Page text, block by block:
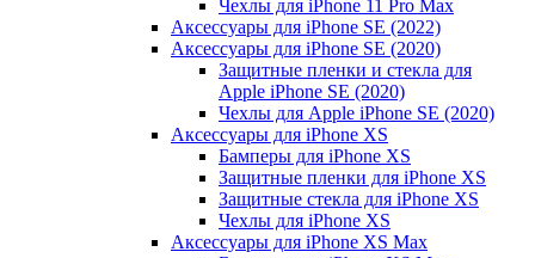
Чехлы для iPhone 11 Pro Max
Аксессуары для iPhone SE (2022)
Аксессуары для iPhone SE (2020)
Защитные пленки и стекла для
Apple iPhone SE (2020)
Чехлы для Apple iPhone SE (2020)
Аксессуары для iPhone ХS
Бамперы для iPhone ХS
Защитные пленки для iPhone ХS
Защитные стекла для iPhone ХS
Чехлы для iPhone ХS
Аксессуары для iPhone ХS Max